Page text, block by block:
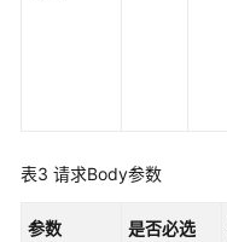
成
表3 请求Body参数
参数 是否必选